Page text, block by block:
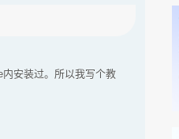
安装过。所以我写个教